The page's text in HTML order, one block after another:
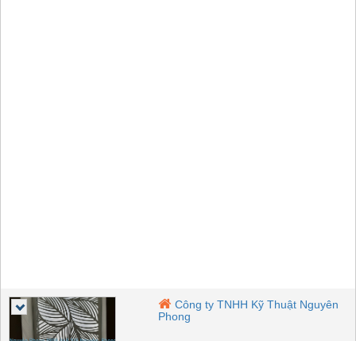
Công ty TNHH Kỹ Thuật Nguyên
Phong